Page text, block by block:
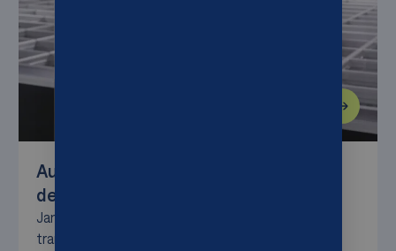
Automatyzacja z AutoStore daje Jan
de Rijk przewagę nad konkurencją
Jan de Rijk Logistics świadczy usługi w zakresie
transportu międzynarodowego i logistyki